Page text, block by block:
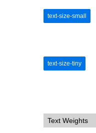
text-size-small
text-size-tiny
Text Weights